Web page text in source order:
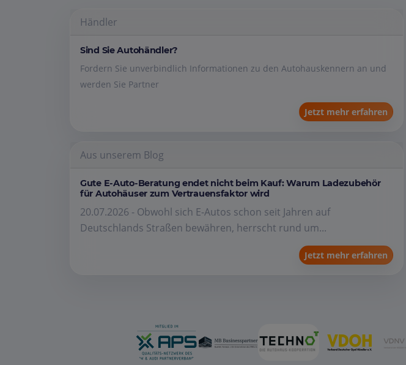
Händler
Sind Sie Autohändler?
Fordern Sie unverbindlich Informationen zu den Autohauskennern an und
werden Sie Partner
Jetzt mehr erfahren
Aus unserem Blog
Gute E-Auto-Beratung endet nicht beim Kauf: Warum Ladezubehör
für Autohäuser zum Vertrauensfaktor wird
20.07.2026 - Obwohl sich E-Autos schon seit Jahren auf
Deutschlands Straßen bewähren, herrscht rund um...
Jetzt mehr erfahren